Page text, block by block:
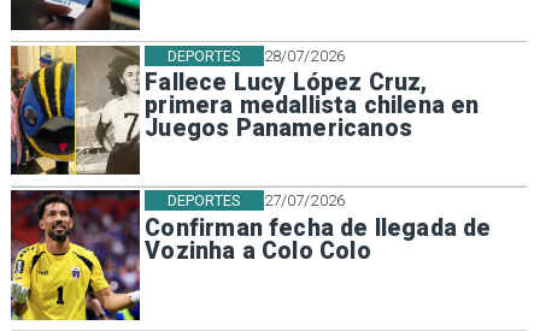
28/07/2026
Fallece Lucy López Cruz,
primera medallista chilena en
Juegos Panamericanos
DEPORTES
27/07/2026
Confirman fecha de llegada de
Vozinha a Colo Colo
DEPORTES